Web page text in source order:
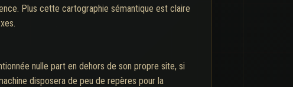
Plus cette cartographie sémantique est claire
nulle part en dehors de son propre site, si
disposera de peu de repères pour la